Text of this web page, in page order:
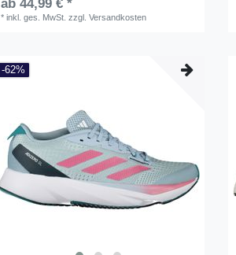
ab 44,99 € *
*inkl. ges. MwSt. zzgl.Versandkosten
-62%